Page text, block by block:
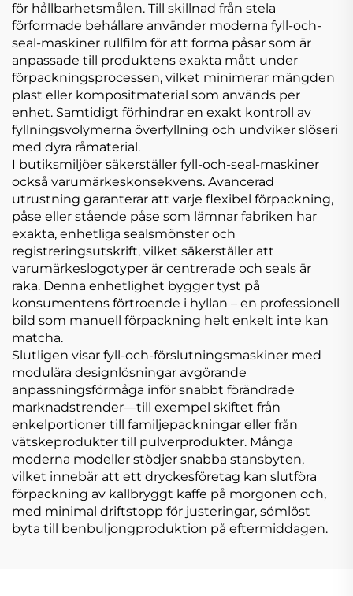
för hållbarhetsmålen. Till skillnad från stela
förformade behållare använder moderna fyll-och-
seal-maskiner rullfilm för att forma påsar som är
anpassade till produktens exakta mått under
förpackningsprocessen, vilket minimerar mängden
plast eller kompositmaterial som används per
enhet. Samtidigt förhindrar en exakt kontroll av
fyllningsvolymerna överfyllning och undviker slöseri
med dyra råmaterial.
I butiksmiljöer säkerställer fyll-och-seal-maskiner
också varumärkeskonsekvens. Avancerad
utrustning garanterar att varje flexibel förpackning,
påse eller stående påse som lämnar fabriken har
exakta, enhetliga sealsmönster och
registreringsutskrift, vilket säkerställer att
varumärkeslogotyper är centrerade och seals är
raka. Denna enhetlighet bygger tyst på
konsumentens förtroende i hyllan – en professionell
bild som manuell förpackning helt enkelt inte kan
matcha.
Slutligen visar fyll-och-förslutningsmaskiner med
modulära designlösningar avgörande
anpassningsförmåga inför snabbt förändrade
marknadstrender—till exempel skiftet från
enkelportioner till familjepackningar eller från
vätskeprodukter till pulverprodukter. Många
moderna modeller stödjer snabba stansbyten,
vilket innebär att ett dryckesföretag kan slutföra
förpackning av kallbryggt kaffe på morgonen och,
med minimal driftstopp för justeringar, sömlöst
byta till benbuljongproduktion på eftermiddagen.